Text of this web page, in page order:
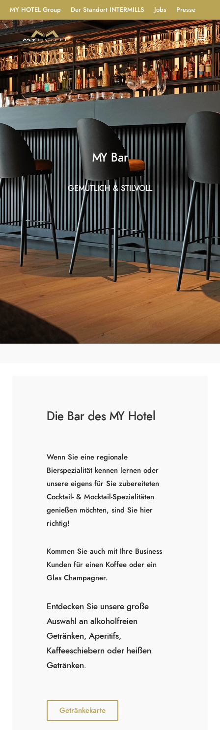
MY HOTEL Group Der Standort INTERMILLS Jobs Presse
MY Bar
GEMÜTLICH & STILVOLL
Die Bar des MY Hotel
Wenn Sie eine regionale
Bierspezialität kennen lernen oder
unsere eigens für Sie zubereiteten
Cocktail- & Mocktail-Spezialitäten
genießen möchten, sind Sie hier
richtig!
Kommen Sie auch mit Ihre Business
Kunden für einen Koffee oder ein
Glas Champagner.
Entdecken Sie unsere große
Auswahl an alkoholfreien
Getränken, Aperitifs,
Kaffeeschiebern oder heißen
Getränken.
Getränkekarte